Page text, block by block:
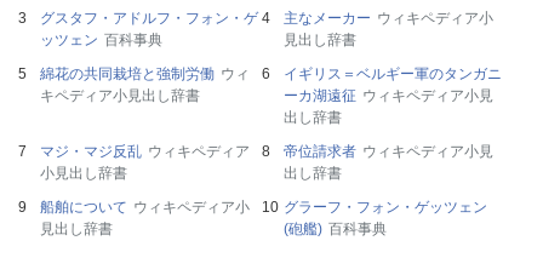
グスタフ・アドルフ・フォン・ゲ
ッツェン 百科事典
主なメーカー ウィキペディア小
見出し辞書
綿花の共同栽培と強制労働 ウィ
キペディア小見出し辞書
イギリス＝ベルギー軍のタンガニ
ーカ湖遠征 ウィキペディア小見
出し辞書
マジ・マジ反乱 ウィキペディア
小見出し辞書
帝位請求者 ウィキペディア小見
出し辞書
船舶について ウィキペディア小
見出し辞書
グラーフ・フォン・ゲッツェン
(砲艦) 百科事典